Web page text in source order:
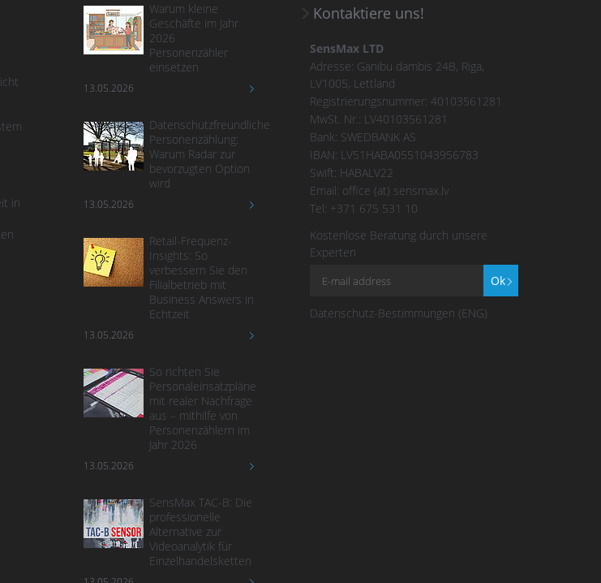
in
Warum kleine
Geschäfte im Jahr
2026
Personenzähler
einsetzen
13.05.2026
Datenschutzfreundliche
Personenzählung:
Warum Radar zur
bevorzugten Option
wird
13.05.2026
Retail-Frequenz-
Insights: So
verbessern Sie den
Filialbetrieb mit
Business Answers in
Echtzeit
13.05.2026
So richten Sie
Personaleinsatzpläne
mit realer Nachfrage
aus – mithilfe von
Personenzählern im
Jahr 2026
13.05.2026
SensMax TAC-B: Die
professionelle
Alternative zur
Videoanalytik für
Einzelhandelsketten
Kontaktiere uns!
SensMax LTD
Adresse: Ganibu dambis 24B, Riga,
LV1005, Lettland
Registrierungsnummer: 40103561281
MwSt. Nr.: LV40103561281
Bank: SWEDBANK AS
IBAN: LV51HABA0551043956783
Swift: HABALV22
Email: office (at) sensmax.lv
Tel: +371 675 531 10
Kostenlose Beratung durch unsere
Experten
Ok
Datenschutz-Bestimmungen (ENG)